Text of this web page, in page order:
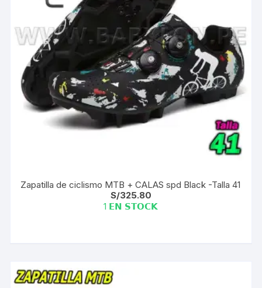
Zapatilla de ciclismo MTB + CALAS spd Black -Talla 41
S/325.80
1 𝗘𝗡 𝗦𝗧𝗢𝗖𝗞